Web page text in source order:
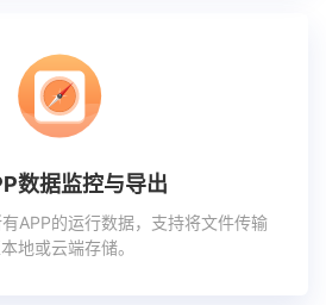
数据监控与导出
APP的运行数据，支持将文件传输
地或云端存储。